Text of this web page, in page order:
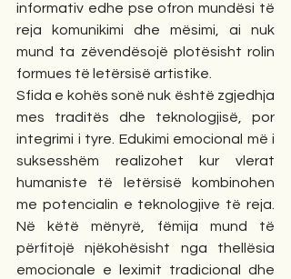
informativ edhe pse ofron mundësi të
reja komunikimi dhe mësimi, ai nuk
mund ta zëvendësojë plotësisht rolin
formues të letërsisë artistike.
Sfida e kohës sonë nuk është zgjedhja
mes traditës dhe teknologjisë, por
integrimi i tyre. Edukimi emocional më i
suksesshëm realizohet kur vlerat
humaniste të letërsisë kombinohen
me potencialin e teknologjive të reja.
Në këtë mënyrë, fëmija mund të
përfitojë njëkohësisht nga thellësia
emocionale e leximit tradicional dhe